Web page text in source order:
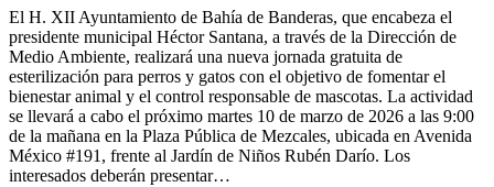
El H. XII Ayuntamiento de Bahía de Banderas, que encabeza el
presidente municipal Héctor Santana, a través de la Dirección de
Medio Ambiente, realizará una nueva jornada gratuita de
esterilización para perros y gatos con el objetivo de fomentar el
bienestar animal y el control responsable de mascotas. La actividad
se llevará a cabo el próximo martes 10 de marzo de 2026 a las 9:00
de la mañana en la Plaza Pública de Mezcales, ubicada en Avenida
México #191, frente al Jardín de Niños Rubén Darío. Los
interesados deberán presentar…